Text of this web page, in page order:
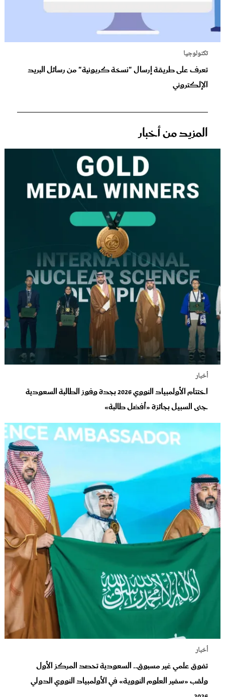
تكنولوجيا
تعرف على طريقة إرسال "نسخة كربونية" من رسائل البريد
الإلكتروني
المزيد من أخبار
أخبار
اختتام الأولمبياد النووي 2026 بجدة وفوز الطالبة السعودية
جنى السبيل بجائزة «أفضل طالبة»
أخبار
تفوق علمي غير مسبوق.. السعودية تحصد المركز الأول
ولقب «سفير العلوم النووية» في الأولمبياد النووي الدولي